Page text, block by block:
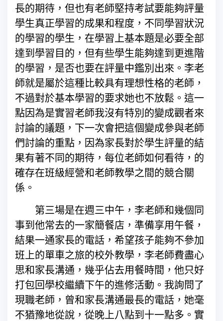
長的期待，但也有老師堅持考試要能夠評量
學生真正學習的成果和程度，不同學習狀況
的學習的學生，在學習上基本題是必要全部
達到學習目的，但有些學生能夠達到更進階
的學習，是否也要在評量中鑑別出來。李老
師就是屬於這種比較具有理想性格的老師，
不過對於基本學習的要求她也不放鬆。這一
點因為是實習老師我沒有特別的變成觀者來
討論的議題，下一次會把這個變成參與老師
們討論的重點，因為家長對於學生評量的結
果有著不同的期待，每位老師如何看待，的
確存在班級經營和老師教學之間的競合關
係。
第三場是在週三中午，李老師和幾個同
事到他常去的一家簡餐店，準備享用午餐，
結果一通家長的電話，希望孩子能夠不參加
班上的單車之旅的校外教學，李老師費盡心
思和家長溝通，幾乎佔去用餐時間，他只好
打包回學校繼續下午的進修活動。我詢問了
現職老師，曾和家長溝通最長的電話，她毫
不猶豫地從說，從晚上八點到十一點多。實